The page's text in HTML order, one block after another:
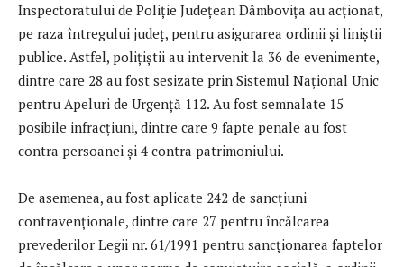
Inspectoratului de Poliție Județean Dâmbovița au acționat,
pe raza întregului județ, pentru asigurarea ordinii și liniștii
publice. Astfel, polițiștii au intervenit la 36 de evenimente,
dintre care 28 au fost sesizate prin Sistemul Național Unic
pentru Apeluri de Urgență 112. Au fost semnalate 15
posibile infracțiuni, dintre care 9 fapte penale au fost
contra persoanei și 4 contra patrimoniului.
De asemenea, au fost aplicate 242 de sancțiuni
contravenționale, dintre care 27 pentru încălcarea
prevederilor Legii nr. 61/1991 pentru sancționarea faptelor